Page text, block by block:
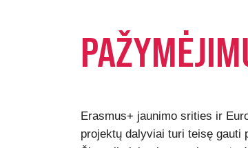
Erasmus+ jaunimo srities ir
projektų dalyviai turi teisę gauti